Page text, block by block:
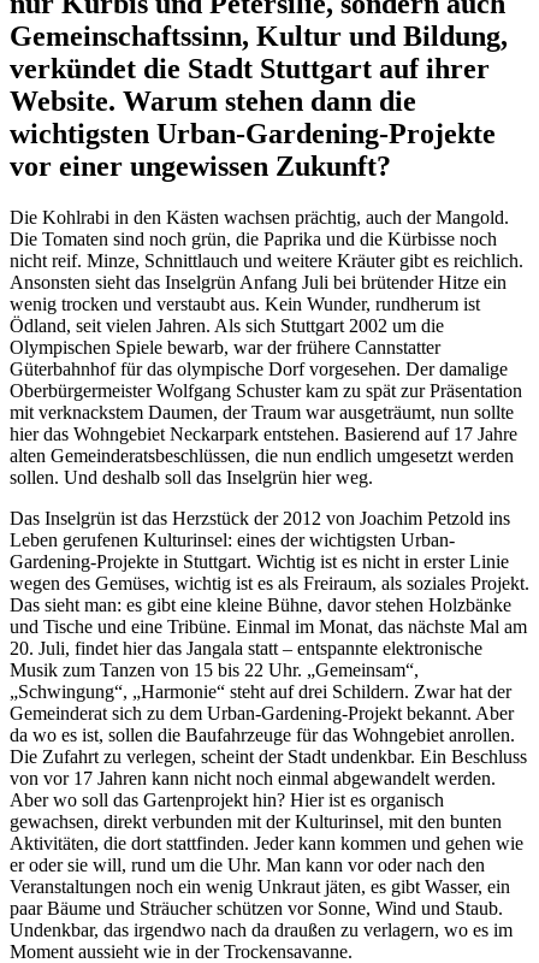
Gemeinschaftssinn, Kultur und Bildung,
verkündet die Stadt Stuttgart auf ihrer
Website. Warum stehen dann die
wichtigsten Urban-Gardening-Projekte
vor einer ungewissen Zukunft?
Die Kohlrabi in den Kästen wachsen prächtig, auch der Mangold.
Die Tomaten sind noch grün, die Paprika und die Kürbisse noch
nicht reif. Minze, Schnittlauch und weitere Kräuter gibt es reichlich.
Ansonsten sieht das Inselgrün Anfang Juli bei brütender Hitze ein
wenig trocken und verstaubt aus. Kein Wunder, rundherum ist
Ödland, seit vielen Jahren. Als sich Stuttgart 2002 um die
Olympischen Spiele bewarb, war der frühere Cannstatter
Güterbahnhof für das olympische Dorf vorgesehen. Der damalige
Oberbürgermeister Wolfgang Schuster kam zu spät zur Präsentation
mit verknackstem Daumen, der Traum war ausgeträumt, nun sollte
hier das Wohngebiet Neckarpark entstehen. Basierend auf 17 Jahre
alten Gemeinderatsbeschlüssen, die nun endlich umgesetzt werden
sollen. Und deshalb soll das Inselgrün hier weg.
Das Inselgrün ist das Herzstück der 2012 von Joachim Petzold ins
Leben gerufenen Kulturinsel: eines der wichtigsten Urban-
Gardening-Projekte in Stuttgart. Wichtig ist es nicht in erster Linie
wegen des Gemüses, wichtig ist es als Freiraum, als soziales Projekt.
Das sieht man: es gibt eine kleine Bühne, davor stehen Holzbänke
und Tische und eine Tribüne. Einmal im Monat, das nächste Mal am
20. Juli, findet hier das Jangala statt – entspannte elektronische
Musik zum Tanzen von 15 bis 22 Uhr. „Gemeinsam“,
„Schwingung“, „Harmonie“ steht auf drei Schildern. Zwar hat der
Gemeinderat sich zu dem Urban-Gardening-Projekt bekannt. Aber
da wo es ist, sollen die Baufahrzeuge für das Wohngebiet anrollen.
Die Zufahrt zu verlegen, scheint der Stadt undenkbar. Ein Beschluss
von vor 17 Jahren kann nicht noch einmal abgewandelt werden.
Aber wo soll das Gartenprojekt hin? Hier ist es organisch
gewachsen, direkt verbunden mit der Kulturinsel, mit den bunten
Aktivitäten, die dort stattfinden. Jeder kann kommen und gehen wie
er oder sie will, rund um die Uhr. Man kann vor oder nach den
Veranstaltungen noch ein wenig Unkraut jäten, es gibt Wasser, ein
paar Bäume und Sträucher schützen vor Sonne, Wind und Staub.
Undenkbar, das irgendwo nach da draußen zu verlagern, wo es im
Moment aussieht wie in der Trockensavanne.